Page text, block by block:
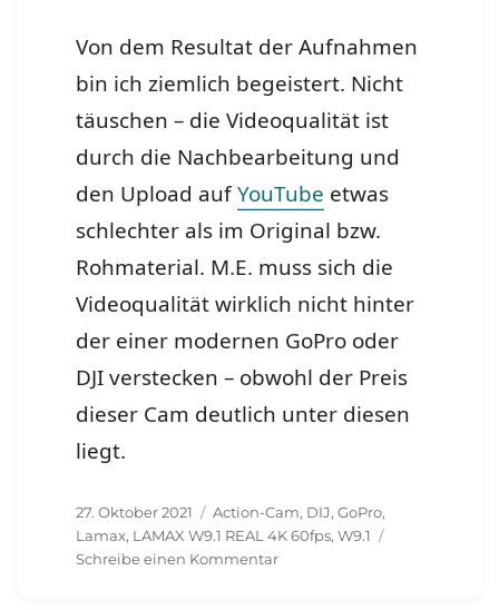
Von dem Resultat der Aufnahmen
bin ich ziemlich begeistert. Nicht
täuschen – die Videoqualität ist
durch die Nachbearbeitung und
den Upload aufYouTube etwas
schlechter als im Original bzw.
Rohmaterial. M.E. muss sich die
Videoqualität wirklich nicht hinter
der einer modernen GoPro oder
DJI verstecken – obwohl der Preis
dieser Cam deutlich unter diesen
liegt.
Veröffentlicht
am
27. Oktober 2021 Schlagwörter
Action-Cam, DIJ,GoPro,
Lamax, LAMAX W9.1 REAL 4K 60fps,W9.1
Schreibe einen Kommentarzu